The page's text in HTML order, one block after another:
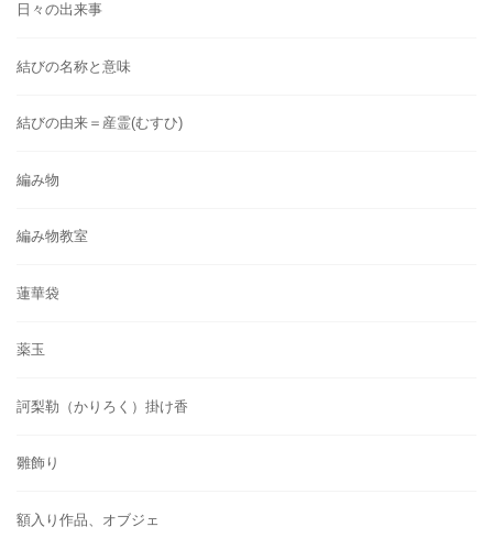
日々の出来事
結びの名称と意味
結びの由来＝産霊(むすひ)
編み物
編み物教室
蓮華袋
薬玉
訶梨勒（かりろく）掛け香
雛飾り
額入り作品、オブジェ